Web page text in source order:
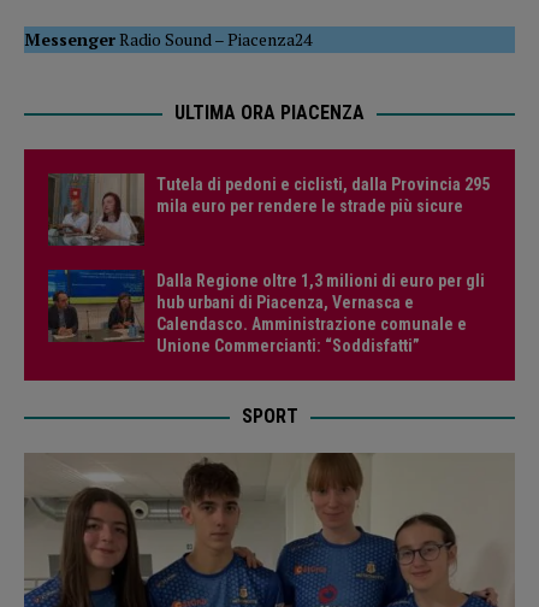
MessengerRadio Sound –Piacenza24
ULTIMA ORA PIACENZA
Tutela di pedoni e ciclisti, dalla Provincia 295
mila euro per rendere le strade più sicure
Dalla Regione oltre 1,3 milioni di euro per gli
hub urbani di Piacenza, Vernasca e
Calendasco. Amministrazione comunale e
Unione Commercianti: “Soddisfatti”
SPORT